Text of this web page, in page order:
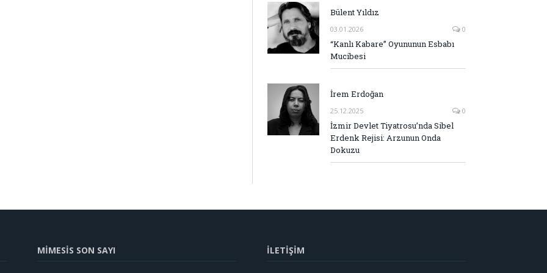
Bülent Yıldız
03.01.2026 0
“Kanlı Kabare” Oyununun Esbabı
Mucibesi
İrem Erdoğan
25.12.2025 0
İzmir Devlet Tiyatrosu’nda Sibel
Erdenk Rejisi: Arzunun Onda
Dokuzu
MİMESİS SON SAYI İLETİŞİM